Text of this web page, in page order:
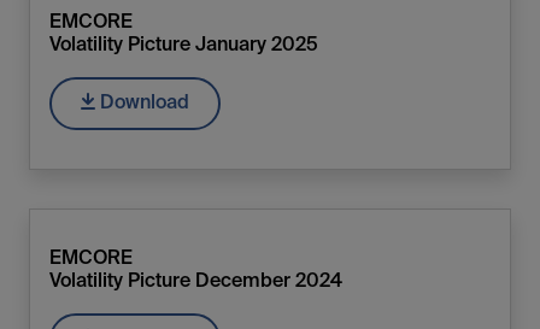
EMCORE
Volatility Picture January 2025
Download
EMCORE
Volatility Picture December 2024